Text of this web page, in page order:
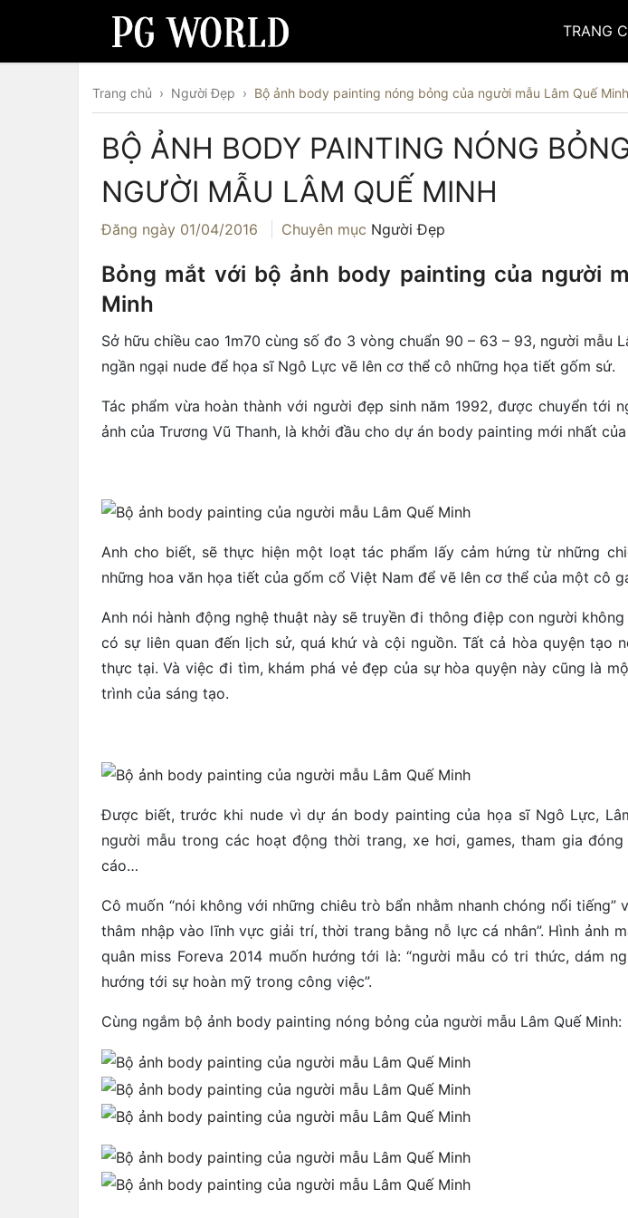
TRANG
Trang chủ › Người Đẹp › Bộ ảnh body painting nóng bỏng của người mẫu Lâm Quế Minh
BỘ ẢNH BODY PAINTING NÓNG
NGƯỜI MẪU LÂM QUẾ MINH
Đăng ngày 01/04/2016 Chuyên mục Người Đẹp
Bỏng mắt với bộ ảnh body painting của người
Minh
Sở hữu chiều cao 1m70 cùng số đo 3 vòng chuẩn 90 – 63 – 93, người mẫu
ngần ngại nude để họa sĩ Ngô Lực vẽ lên cơ thể cô những họa tiết gốm sứ.
Tác phẩm vừa hoàn thành với người đẹp sinh năm 1992, được chuyển tới
ảnh của Trương Vũ Thanh, là khởi đầu cho dự án body painting mới nhất
Anh cho biết, sẽ thực hiện một loạt tác phẩm lấy cảm hứng từ những
những hoa văn họa tiết của gốm cổ Việt Nam để vẽ lên cơ thể của một cô
Anh nói hành động nghệ thuật này sẽ truyền đi thông điệp con người
có sự liên quan đến lịch sử, quá khứ và cội nguồn. Tất cả hòa quyện tạo
thực tại. Và việc đi tìm, khám phá vẻ đẹp của sự hòa quyện này cũng là
trình của sáng tạo.
Được biết, trước khi nude vì dự án body painting của họa sĩ Ngô Lực,
người mẫu trong các hoạt động thời trang, xe hơi, games, tham gia
cáo…
Cô muốn “nói không với những chiêu trò bẩn nhằm nhanh chóng nổi tiếng”
thâm nhập vào lĩnh vực giải trí, thời trang bằng nỗ lực cá nhân”. Hình ảnh
quân miss Foreva 2014 muốn hướng tới là: “người mẫu có tri thức, dám
hướng tới sự hoàn mỹ trong công việc”.
Cùng ngắm bộ ảnh body painting nóng bỏng của người mẫu Lâm Quế Minh: